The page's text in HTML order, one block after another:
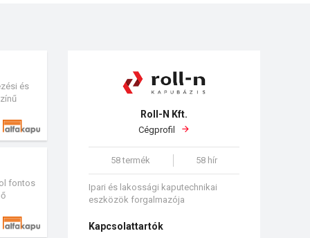
Roll-N Kft.
Cégprofil
58 termék 58 hír
Ipari és lakossági kaputechnikai
eszközök forgalmazója
Kapcsolattartók
és
fontos